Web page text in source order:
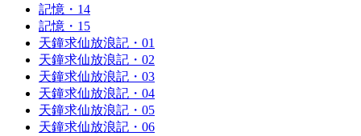
記憶・14
記憶・15
天鐘求仙放浪記・01
天鐘求仙放浪記・02
天鐘求仙放浪記・03
天鐘求仙放浪記・04
天鐘求仙放浪記・05
天鐘求仙放浪記・06